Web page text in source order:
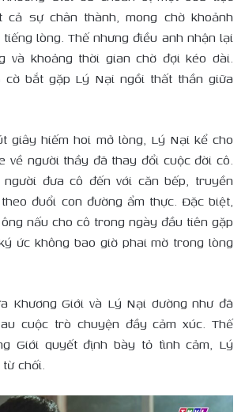
cả sự chân thành, mong chờ khoảnh
lòng. Thế nhưng điều anh nhận lại
và khoảng thời gian chờ đợi kéo dài.
cờ bắt gặp Lý Nại ngồi thất thần giữa
giây hiếm hoi mở lòng, Lý Nại kể cho
về người thầy đã thay đổi cuộc đời cô.
đưa cô đến với căn bếp, truyền
đuổi con đường ẩm thực. Đặc biệt,
nấu cho cô trong ngày đầu tiên gặp
ức không bao giờ phai mờ trong lòng
Khương Giới và Lý Nại dường như đã
cuộc trò chuyện đầy cảm xúc. Thế
Giới quyết định bày tỏ tình cảm, Lý
chối.